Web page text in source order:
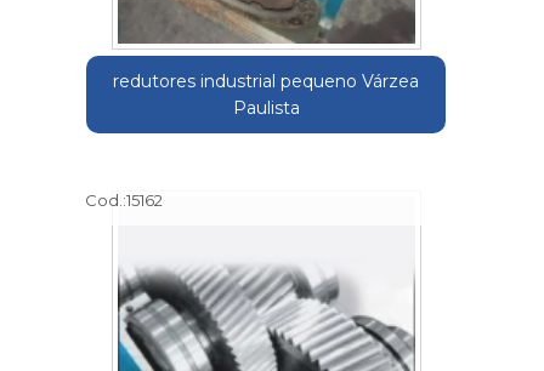
redutores industrial pequeno Várzea
Paulista
Cod.:15162